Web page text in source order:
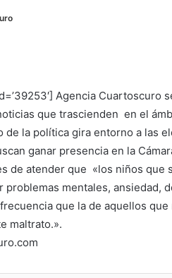
Agencia Cuartoscuro
que trascienden en el
la política gira entorno a las
ganar presencia en la
de atender que «los niños
problemas mentales, ansiedad,
que la de aquellos
maltrato.».